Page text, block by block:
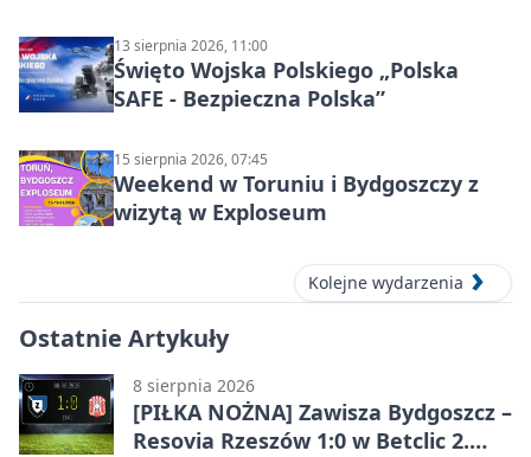
13 sierpnia 2026, 11:00
Święto Wojska Polskiego „Polska
SAFE - Bezpieczna Polska”
15 sierpnia 2026, 07:45
Weekend w Toruniu i Bydgoszczy z
wizytą w Exploseum
Kolejne wydarzenia
Ostatnie Artykuły
8 sierpnia 2026
[PIŁKA NOŻNA] Zawisza Bydgoszcz –
Resovia Rzeszów 1:0 w Betclic 2.